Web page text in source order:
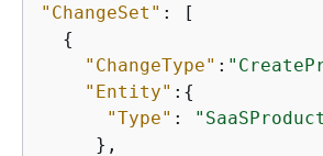
"ChangeSet" : [
{
"ChangeType" :
"Entity" : {
"Type" :
     },